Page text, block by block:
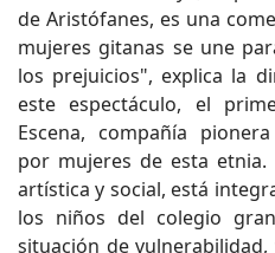
de Aristófanes, es una
mujeres gitanas se une
los prejuicios", explica la
este espectáculo, el
Escena, compañía
por mujeres de esta etnia.
artística y social, está
los niños del colegio
situación de